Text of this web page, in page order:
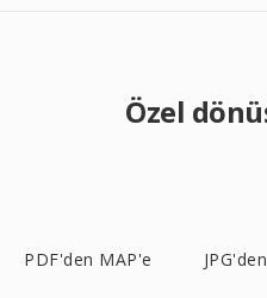
Özel
PDF'den MAP'e